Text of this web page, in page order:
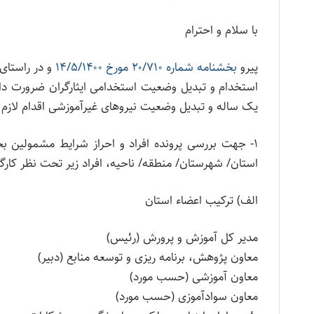
با سلام و احترام
پیرو بخشنامه شماره ۲۰/۷۱۰ مورخ ۱۴/۵/۱۴۰۰
و در
استخدام و تبدیل وضعیت استخدامی ایثارگران ضرورت
یک ساله و تبدیل وضعیت نیروهای غیرآموزشی اقدام لازم
۱- جهت بررسی پرونده افراد و احراز شرایط
استان/ شهرستان/ منطقه/ ناحیه، افراد زیر تحت نظر
الف) ترکیب اعضاء استان
مدیر کل آموزش و پرورش (رئیس)
معاون پژوهش، برنامه ریزی و توسعه منابع (دبیر)
معاون آموزشی (حسب مورد)
معاون سوادآموزی (حسب مورد)